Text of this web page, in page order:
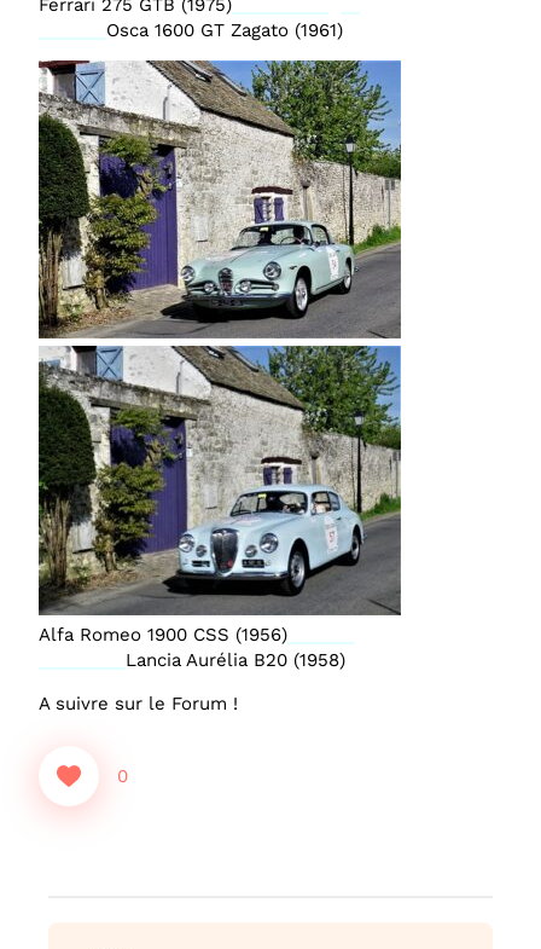
Ferrari 275 GTB (1975)
Osca 1600 GT Zagato (1961)
Alfa Romeo 1900 CSS (1956)
Lancia Aurélia B20 (1958)
A suivre sur le Forum !
0